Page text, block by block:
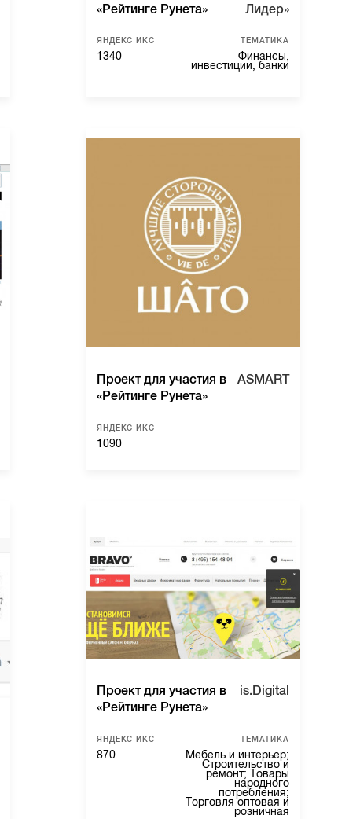
«Рейтинге Рунета»
Лидер»
ЯНДЕКС ИКС
1340
ТЕМАТИКА
Финансы,
инвестиции, банки
Проект для участия в
«Рейтинге Рунета»
ASMART
ЯНДЕКС ИКС
1090
Проект для участия в
«Рейтинге Рунета»
is.Digital
ЯНДЕКС ИКС
870
ТЕМАТИКА
Мебель и интерьер;
Строительство и
ремонт; Товары
народного
потребления;
Торговля оптовая и
розничная